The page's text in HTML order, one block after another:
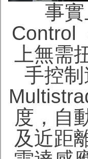
事
Control
上無
手控
度，自
及近距